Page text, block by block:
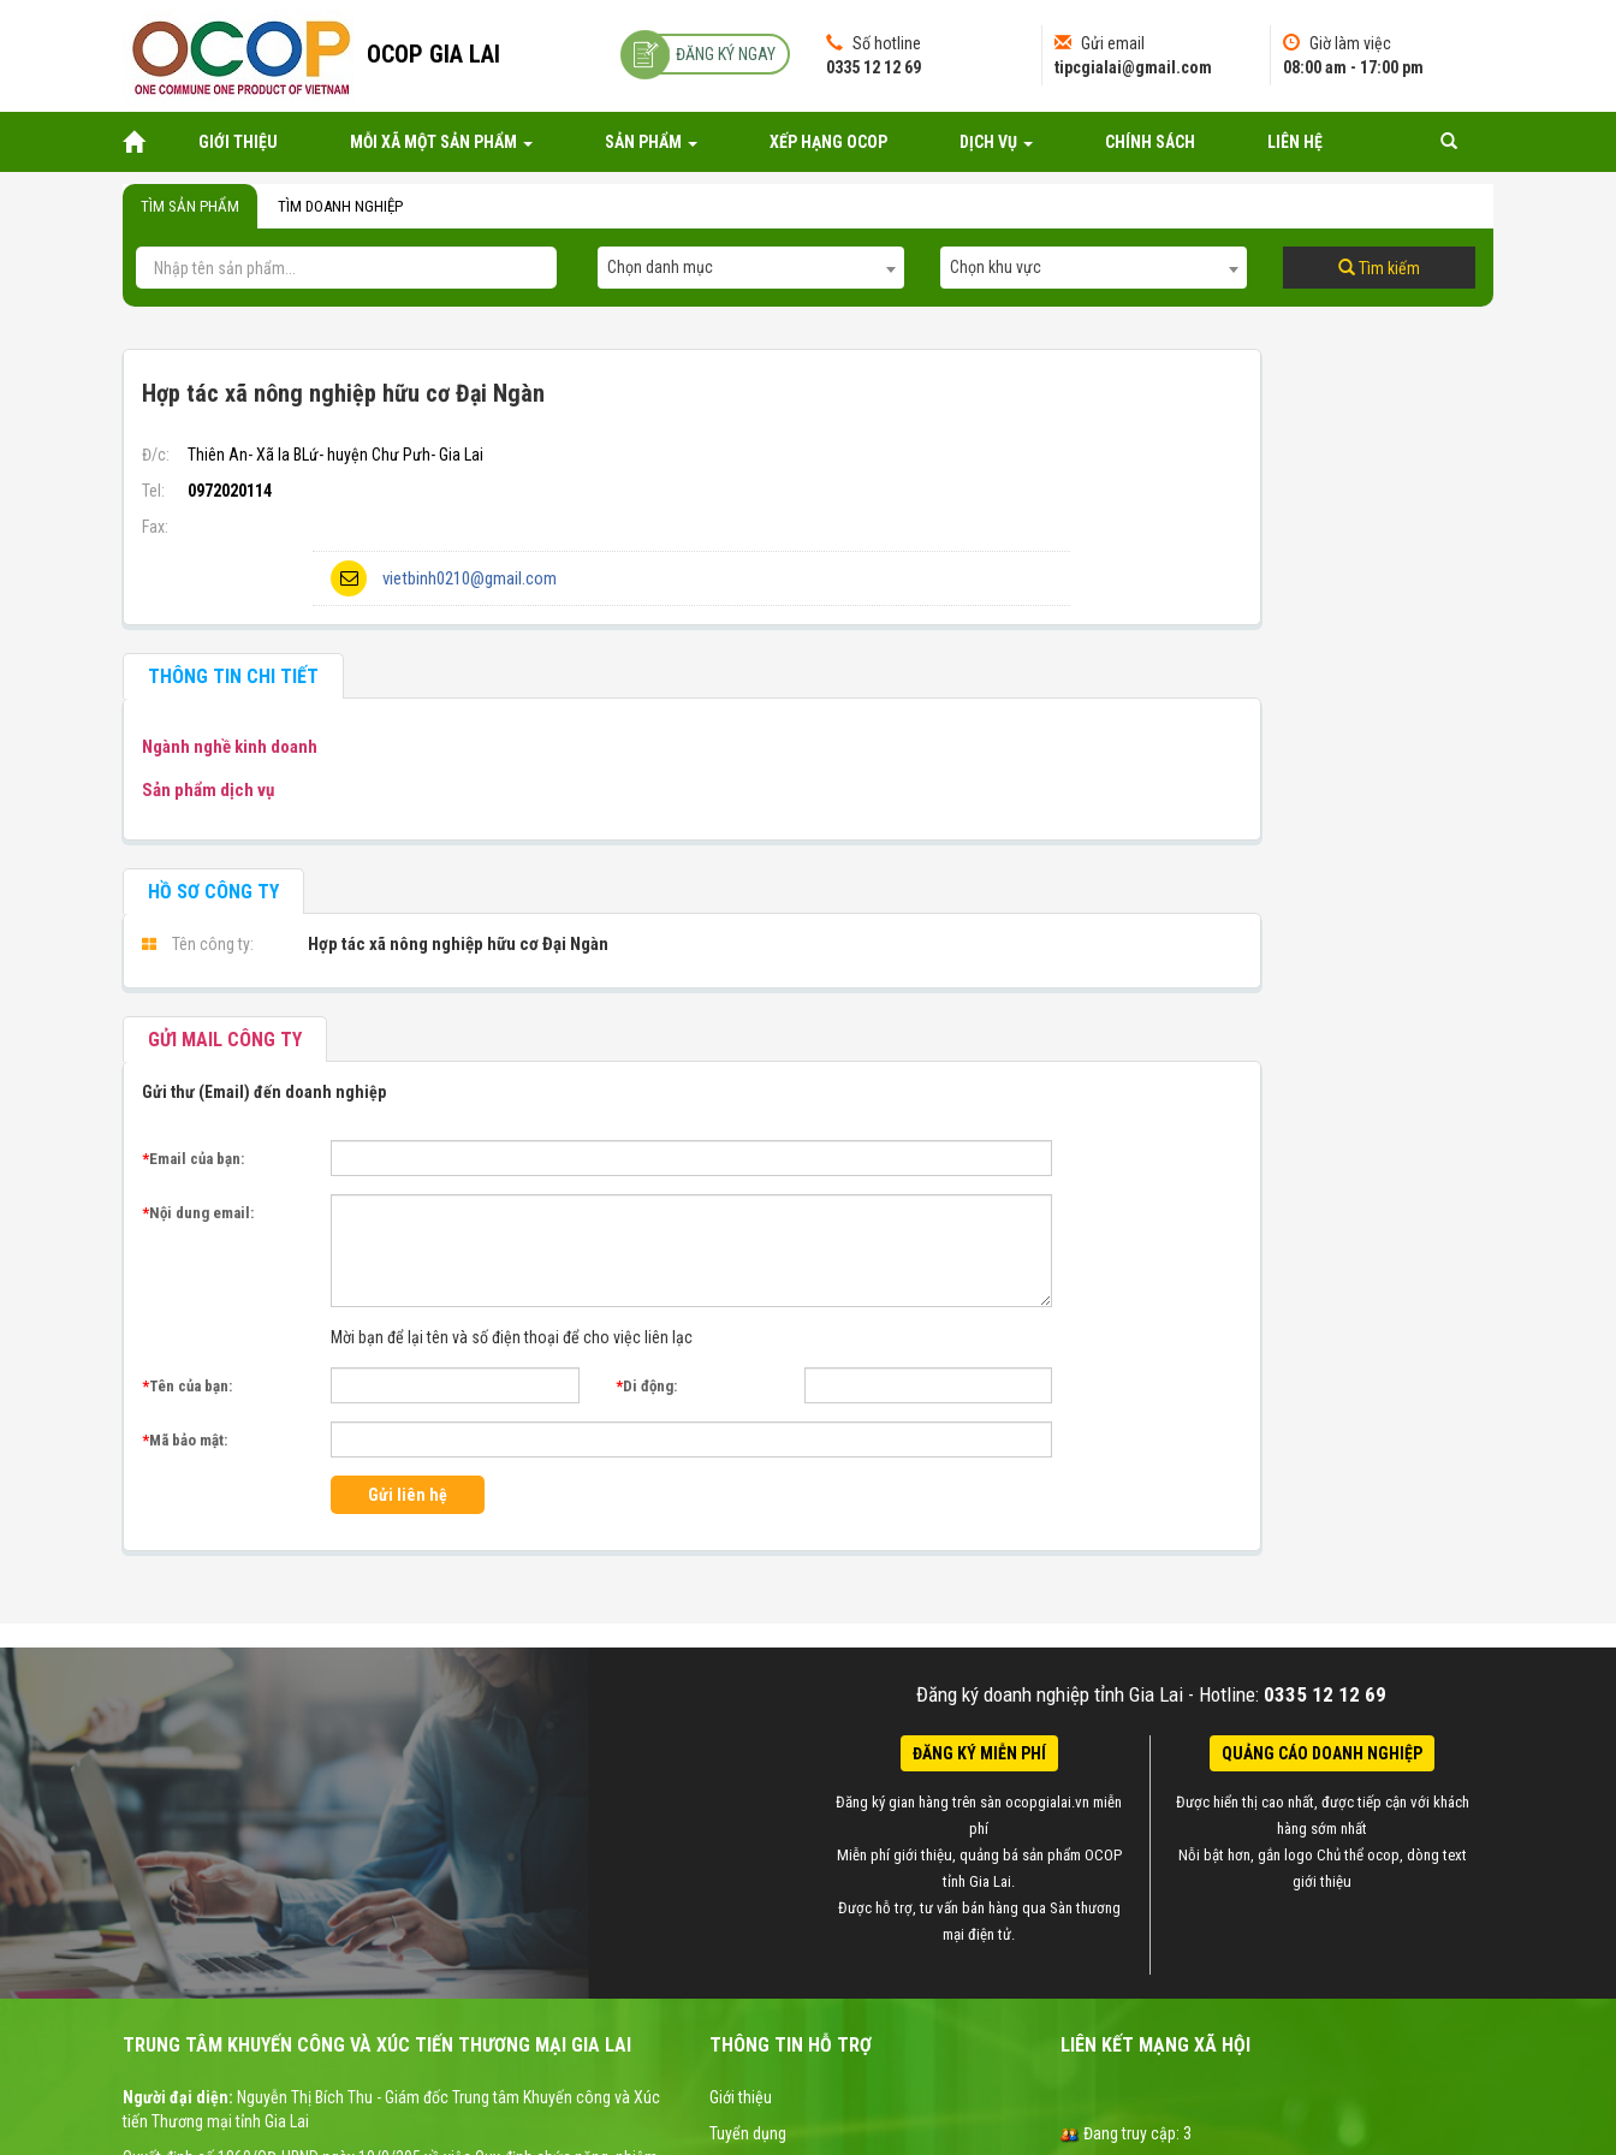
OCOP GIA LAI ĐĂNG KÝ NGAY
Số hotline
0335 12 12 69
Gửi email
tipcgialai@gmail.com
Giờ làm việc
08:00 am - 17:00 pm
GIỚI THIỆU MỖI XÃ MỘT SẢN PHẨM SẢN PHẨM XẾP HẠNG OCOP DỊCH VỤ CHÍNH SÁCH LIÊN HỆ
TÌM SẢN PHẨM TÌM DOANH NGHIỆP
Chọn danh mục Chọn khu vực Tìm kiếm
Hợp tác xã nông nghiệp hữu cơ Đại Ngàn
Đ/c:
Thiên An- Xã Ia BLứ- huyện Chư Pưh- Gia Lai
Tel:
0972020114
Fax:
vietbinh0210@gmail.com
THÔNG TIN CHI TIẾT
Ngành nghề kinh doanh
Sản phẩm dịch vụ
HỒ SƠ CÔNG TY
Tên công ty: Hợp tác xã nông nghiệp hữu cơ Đại Ngàn
GỬI MAIL CÔNG TY
Gửi thư (Email) đến doanh nghiệp
*Email của bạn:
*Nội dung email:
Mời bạn để lại tên và số điện thoại để cho việc liên lạc
*Tên của bạn: *Di động:
*Mã bảo mật:
Gửi liên hệ
Đăng ký doanh nghiệp tỉnh Gia Lai - Hotline: 0335 12 12 69
ĐĂNG KÝ MIỄN PHÍ
Đăng ký gian hàng trên sàn ocopgialai.vn miễn
phí
Miễn phí giới thiệu, quảng bá sản phẩm OCOP
tỉnh Gia Lai.
Được hỗ trợ, tư vấn bán hàng qua Sàn thương
mại điện tử.
QUẢNG CÁO DOANH NGHIỆP
Được hiển thị cao nhất, được tiếp cận với khách
hàng sớm nhất
Nỗi bật hơn, gắn logo Chủ thể ocop, dòng text
giới thiệu
TRUNG TÂM KHUYẾN CÔNG VÀ XÚC TIẾN THƯƠNG MẠI GIA LAI
Người đại diện: Nguyễn Thị Bích Thu - Giám đốc Trung tâm Khuyến công và Xúc
tiến Thương mại tỉnh Gia Lai
THÔNG TIN HỖ TRỢ
Giới thiệu
Tuyển dụng
LIÊN KẾT MẠNG XÃ HỘI
Đang truy cập: 3